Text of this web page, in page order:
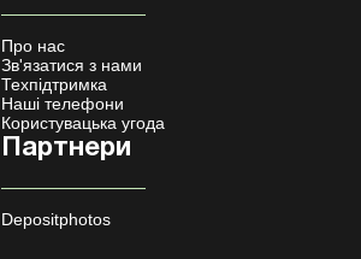
Про нас
Зв'язатися з нами
Техпідтримка
Наші телефони
Користувацька угода
Партнери
Depositphotos